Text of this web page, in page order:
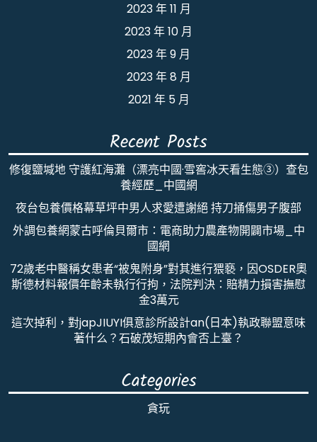
2023 年 11 月
2023 年 10 月
2023 年 9 月
2023 年 8 月
2021 年 5 月
Recent Posts
修復鹽堿地 守護紅海灘（漂亮中國·雪窖冰天看生態③）查包
養經歷_中國網
夜台包養價格幕草坪中男人求愛遭謝絕 持刀捅傷男子腹部
外調包養網蒙古呼倫貝爾市：電商助力農產物開闢市場_中
國網
72歲老中醫稱女患者“被鬼附身”對其進行猥褻，因OSDER奧
斯德材料報價年齡未執行行拘，法院判決：賠精力損害撫慰
金3萬元
這次掉利，對japJIUYI俱意診所設計an(日本)執政聯盟意味
著什么？石破茂短期內會否上臺？
Categories
貪玩